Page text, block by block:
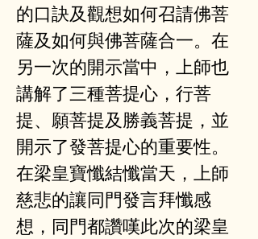
的口訣及觀想如何召請佛菩
薩及如何與佛菩薩合一。在
另一次的開示當中，上師也
講解了三種菩提心，行菩
提、願菩提及勝義菩提，並
開示了發菩提心的重要性。
在梁皇寶懺結懺當天，上師
慈悲的讓同門發言拜懺感
想，同門都讚嘆此次的梁皇